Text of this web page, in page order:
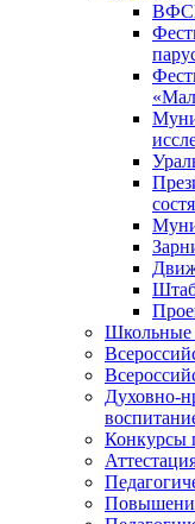
Школьные
Духовно-
Конкурсы